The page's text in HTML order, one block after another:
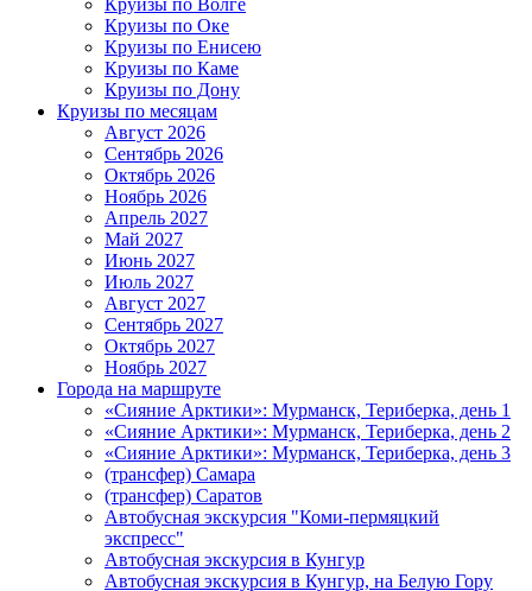
Круизы по Волге
Круизы по Оке
Круизы по Енисею
Круизы по Каме
Круизы по Дону
Круизы по месяцам
Август 2026
Сентябрь 2026
Октябрь 2026
Ноябрь 2026
Апрель 2027
Май 2027
Июнь 2027
Июль 2027
Август 2027
Сентябрь 2027
Октябрь 2027
Ноябрь 2027
Города на маршруте
«Сияние Арктики»: Мурманск, Териберка, день 1
«Сияние Арктики»: Мурманск, Териберка, день 2
«Сияние Арктики»: Мурманск, Териберка, день 3
(трансфер) Самара
(трансфер) Саратов
Автобусная экскурсия "Коми-пермяцкий
экспресс"
Автобусная экскурсия в Кунгур
Автобусная экскурсия в Кунгур, на Белую Гору